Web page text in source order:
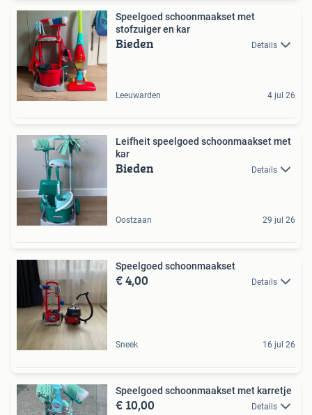
Speelgoed schoonmaakset met
stofzuiger en kar
Bieden Details
Leeuwarden 4 jul 26
Leifheit speelgoed schoonmaakset met
kar
Bieden Details
Oostzaan 29 jul 26
Speelgoed schoonmaakset
€ 4,00 Details
Sneek 16 jul 26
Speelgoed schoonmaakset met karretje
€ 10,00 Details